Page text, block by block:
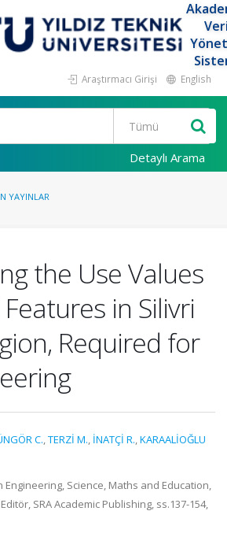
Araştırmacı Girişi English
Detaylı Arama
YAYINLAR
the Use Values
in Silivri
Required for
C.,TERZİ M., İNATÇİ R.,KARAALİOĞLU
Science, Maths and Education,
SRA Academic Publishing, ss.137-154,